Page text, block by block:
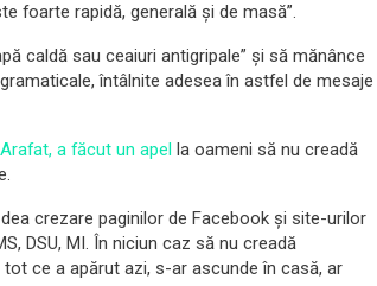
foarte rapidă, generală și de masă”.
caldă sau ceaiuri antigripale” și să mănânce
întâlnite adesea în astfel de mesaje
a făcut un apel la oameni să nu creadă
crezare paginilor de Facebook și site-urilor
DSU, MI. În niciun caz să nu creadă
ce a apărut azi, s-ar ascunde în casă, ar